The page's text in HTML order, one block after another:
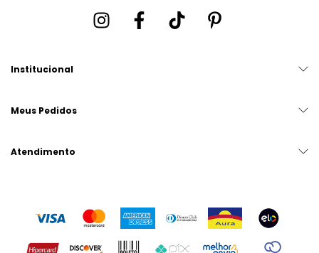
Institucional
Meus Pedidos
Atendimento